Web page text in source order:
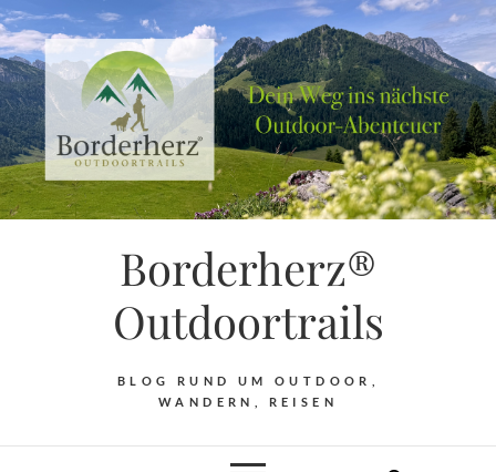
Borderherz®
Outdoortrails
BLOG RUND UM OUTDOOR,
WANDERN, REISEN